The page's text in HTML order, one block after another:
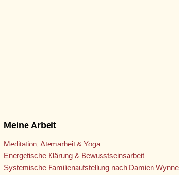
Meine Arbeit
Meditation, Atemarbeit & Yoga
Energetische Klärung & Bewusstseinsarbeit
Systemische Familienaufstellung nach Damien Wynne